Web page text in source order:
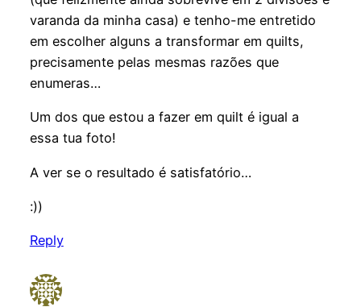
varanda da minha casa) e tenho-me entretido
em escolher alguns a transformar em quilts,
precisamente pelas mesmas razões que
enumeras…
Um dos que estou a fazer em quilt é igual a
essa tua foto!
A ver se o resultado é satisfatório…
:))
Reply